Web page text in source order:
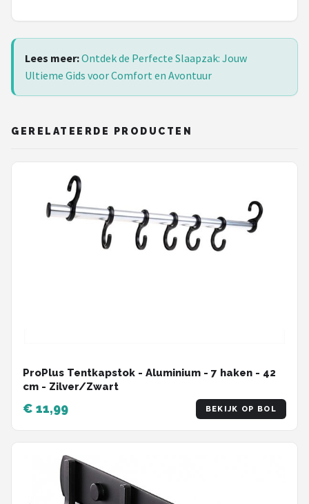
Lees meer:Ontdek de Perfecte Slaapzak: Jouw
Ultieme Gids voor Comfort en Avontuur
GERELATEERDE PRODUCTEN
ProPlus Tentkapstok - Aluminium - 7 haken - 42
cm - Zilver/Zwart
€ 11,99 BEKIJK OP BOL